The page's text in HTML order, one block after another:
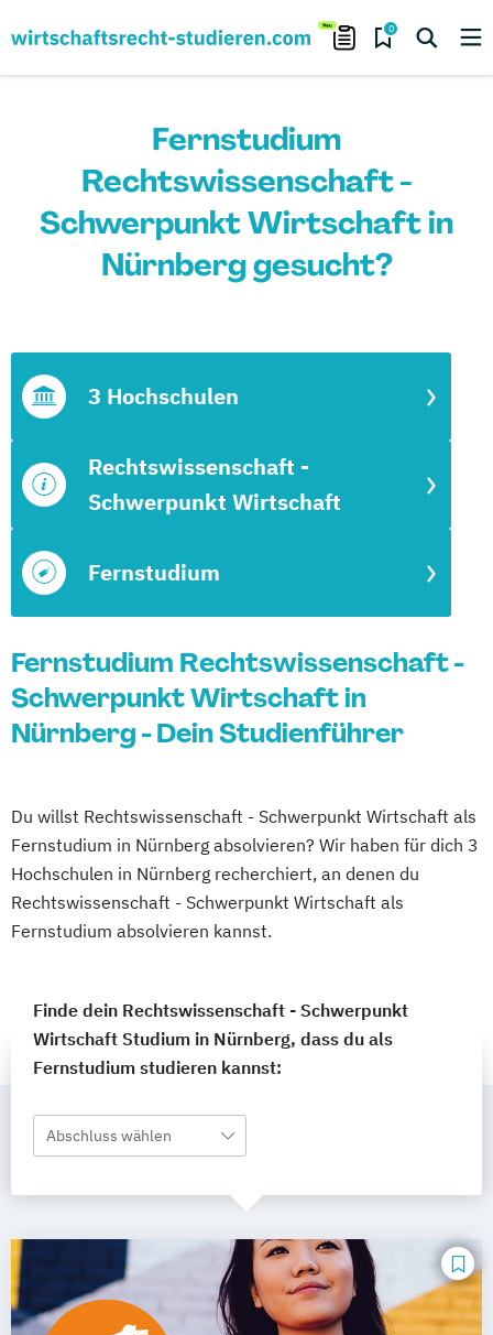
0
Fernstudium
Rechtswissenschaft -
Schwerpunkt Wirtschaft in
Nürnberg gesucht?
Fernstudium
Rechtswissenschaft -
Schwerpunkt Wirtschaft
3 Hochschulen
Fernstudium Rechtswissenschaft -
Schwerpunkt Wirtschaft in
Nürnberg - Dein Studienführer
Du willst Rechtswissenschaft - Schwerpunkt Wirtschaft als
Fernstudium in Nürnberg absolvieren? Wir haben für dich 3
Hochschulen in Nürnberg recherchiert, an denen du
Rechtswissenschaft - Schwerpunkt Wirtschaft als
Fernstudium absolvieren kannst.
Finde dein Rechtswissenschaft - Schwerpunkt
Wirtschaft Studium in Nürnberg, dass du als
Fernstudium studieren kannst:
Abschluss wählen